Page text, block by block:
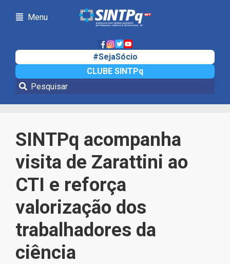
Menu
#SejaSócio
CLUBE SINTPq
Notícias
SINTPq acompanha
visita de Zarattini ao
CTI e reforça
valorização dos
trabalhadores da
ciência